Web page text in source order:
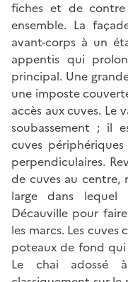
fiches et de
ensemble. La
avant-corps à un
appentis qui
principal. Une
une imposte
accès aux cuves. Le
soubassement ; il
cuves
perpendiculaires.
de cuves au centre,
large dans
Décauville pour
les marcs. Les
poteaux de fond
Le chai adossé